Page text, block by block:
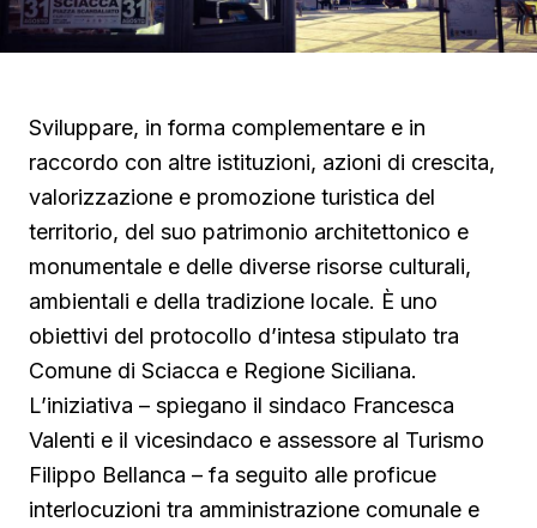
Sviluppare, in forma complementare e in
raccordo con altre istituzioni, azioni di crescita,
valorizzazione e promozione turistica del
territorio, del suo patrimonio architettonico e
monumentale e delle diverse risorse culturali,
ambientali e della tradizione locale. È uno
obiettivi del protocollo d’intesa stipulato tra
Comune di Sciacca e Regione Siciliana.
L’iniziativa – spiegano il sindaco Francesca
Valenti e il vicesindaco e assessore al Turismo
Filippo Bellanca – fa seguito alle proficue
interlocuzioni tra amministrazione comunale e